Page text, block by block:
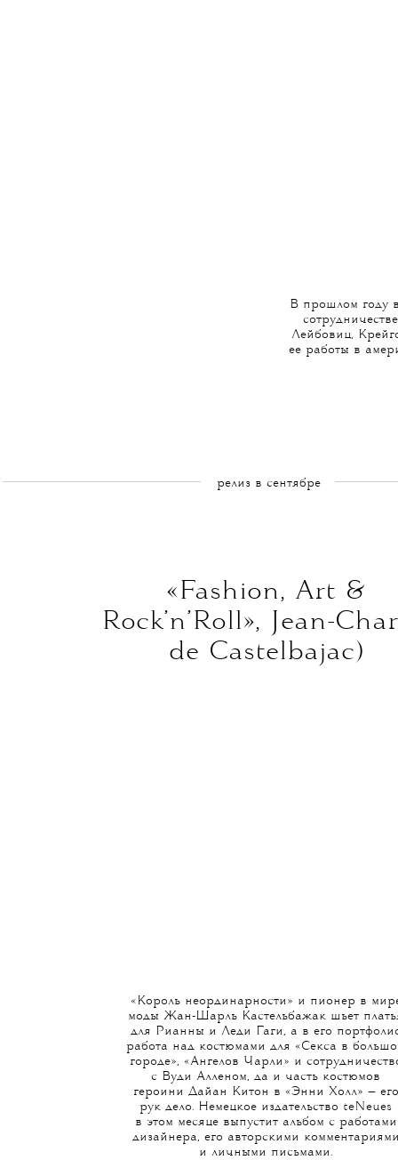
В прошлом году
Лейбовиц,
ее работы в
релиз в сентябре
«Fashion, Art &
Rock’n’Roll», Jean-
de Castelbajac)
«Король неординарности» и пионер в
моды Жан-Шарль Кастельбажак шьет
для Рианны и Леди Гаги, а в его
работа над костюмами для «Секса в
городе», «Ангелов Чарли» и
с Вуди Алленом, да и часть костюмов
героини Дайан Китон в «Энни Холл» — его
рук дело. Немецкое издательство teNeues
в этом месяце выпустит альбом с работами
дизайнера, его авторскими
и личными письмами.